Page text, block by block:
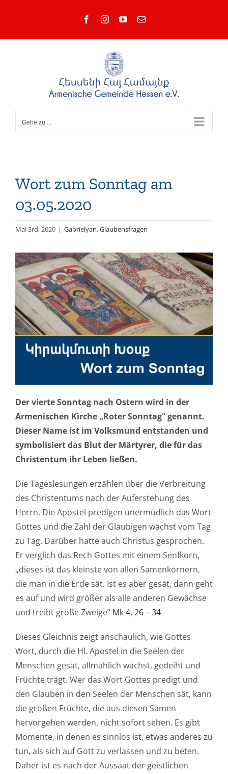
FacebookInstagramYouTube
E-
Gehe zu ...
Wort zum Sonntag am
03.05.2020
Mai 3rd, 2020 | Gabrielyan,Glaubensfragen
Der vierte Sonntag nach Ostern wird in der
Armenischen Kirche „Roter Sonntag“ genannt.
Dieser Name ist im Volksmund entstanden und
symbolisiert das Blut der Märtyrer, die für das
Christentum ihr Leben ließen.
Die Tageslesungen erzählen über die Verbreitung
des Christentums nach der Auferstehung des
Herrn. Die Apostel predigen unermüdlich das Wort
Gottes und die Zahl der Gläubigen wächst vom Tag
zu Tag. Darüber hatte auch Christus gesprochen.
Er verglich das Rech Gottes mit einem Senfkorn,
„dieses ist das kleinste von allen Samenkörnern,
die man in die Erde sät. Ist es aber gesät, dann geht
es auf und wird größer als alle anderen Gewächse
und treibt große Zweige“ Mk 4, 26 – 34
Dieses Gleichnis zeigt anschaulich, wie Gottes
Wort, durch die Hl. Apostel in die Seelen der
Menschen gesät, allmählich wächst, gedeiht und
Früchte trägt. Wer das Wort Gottes predigt und
den Glauben in den Seelen der Menschen sät, kann
die großen Früchte, die aus diesen Samen
hervorgehen werden, nicht sofort sehen. Es gibt
Momente, in denen es sinnlos ist, etwas anderes zu
tun, als sich auf Gott zu verlassen und zu beten.
Daher ist es nach der Aussaat der geistlichen